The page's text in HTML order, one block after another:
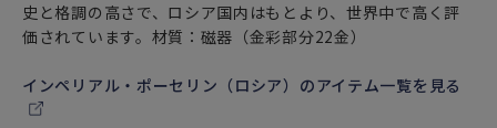
史と格調の高さで、ロシア国内はもとより、世界中で高く評
価されています。材質：磁器（金彩部分22金）
インペリアル・ポーセリン（ロシア）のアイテム一覧を見る